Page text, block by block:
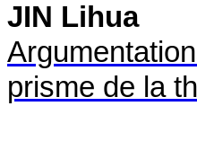
JIN Lihua
prisme de la